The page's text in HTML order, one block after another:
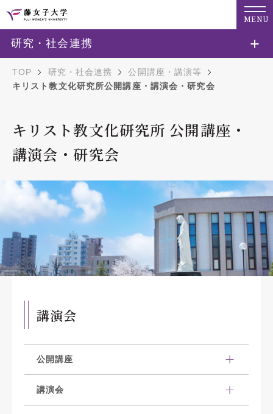
MENU
TOP 研究・社会連携
公開講座・講演等
キリスト教文化研究所公開講座・講演会・研究会
キリスト教文化研究所 公開講座・
講演会・研究会
講演会
公開講座
講演会
研究・社会連携